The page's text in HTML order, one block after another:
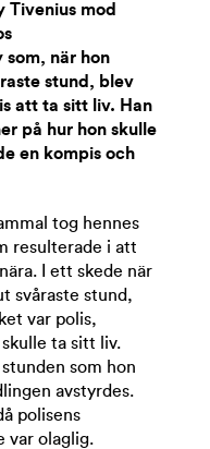
Tivenius mod
som, när hon
stund, blev
att ta sitt liv. Han
på hur hon skulle
en kompis och
tog hennes
resulterade i att
I ett skede när
svåraste stund,
var polis,
ta sitt liv.
som hon
avstyrdes.
polisens
var olaglig.